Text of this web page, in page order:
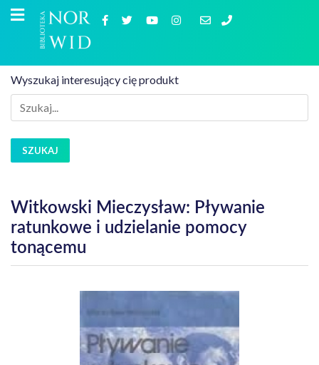
Wyszukaj interesujący cię produkt
SZUKAJ
Witkowski Mieczysław: Pływanie
ratunkowe i udzielanie pomocy
tonącemu